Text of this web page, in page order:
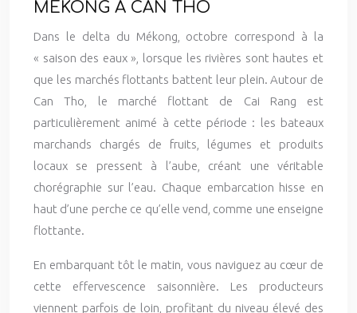
MÉKONG À CAN THO
Dans le delta du Mékong, octobre correspond à la
« saison des eaux », lorsque les rivières sont hautes et
que les marchés flottants battent leur plein. Autour de
Can Tho, le marché flottant de Cai Rang est
particulièrement animé à cette période : les bateaux
marchands chargés de fruits, légumes et produits
locaux se pressent à l’aube, créant une véritable
chorégraphie sur l’eau. Chaque embarcation hisse en
haut d’une perche ce qu’elle vend, comme une enseigne
flottante.
En embarquant tôt le matin, vous naviguez au cœur de
cette effervescence saisonnière. Les producteurs
viennent parfois de loin, profitant du niveau élevé des